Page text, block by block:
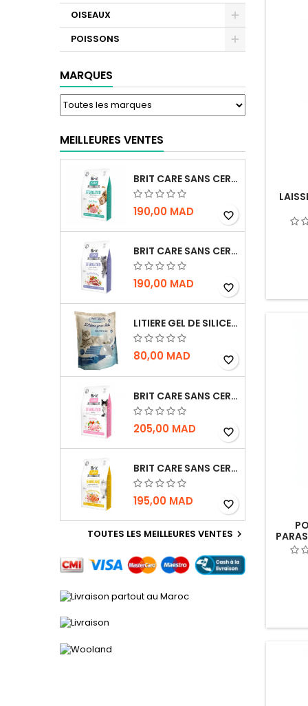
OISEAUX
POISSONS
MARQUES
MEILLEURES VENTES
BRIT CARE SANS CEREALES STERILIZED URINARY HEALTH - CHAT
190,00 MAD favorite_border
BRIT CARE SANS CEREALES STERILIZED WEIGHT CONTROL - CHAT - 2KG
190,00 MAD favorite_border
LITIERE GEL DE SILICE - PARFUM OCEAN - CHAT BOTE - 3.8L
80,00 MAD favorite_border
BRIT CARE SANS CEREALES STERILIZED SENSITIVE - CHAT - 2KG
205,00 MAD favorite_border
BRIT CARE SANS CEREALES HAIRCARE HEALTHY AND SHINY COAT - POUR CHAT - 2KG
195,00 MAD favorite_border
TOUTES LES MEILLEURES VENTES 